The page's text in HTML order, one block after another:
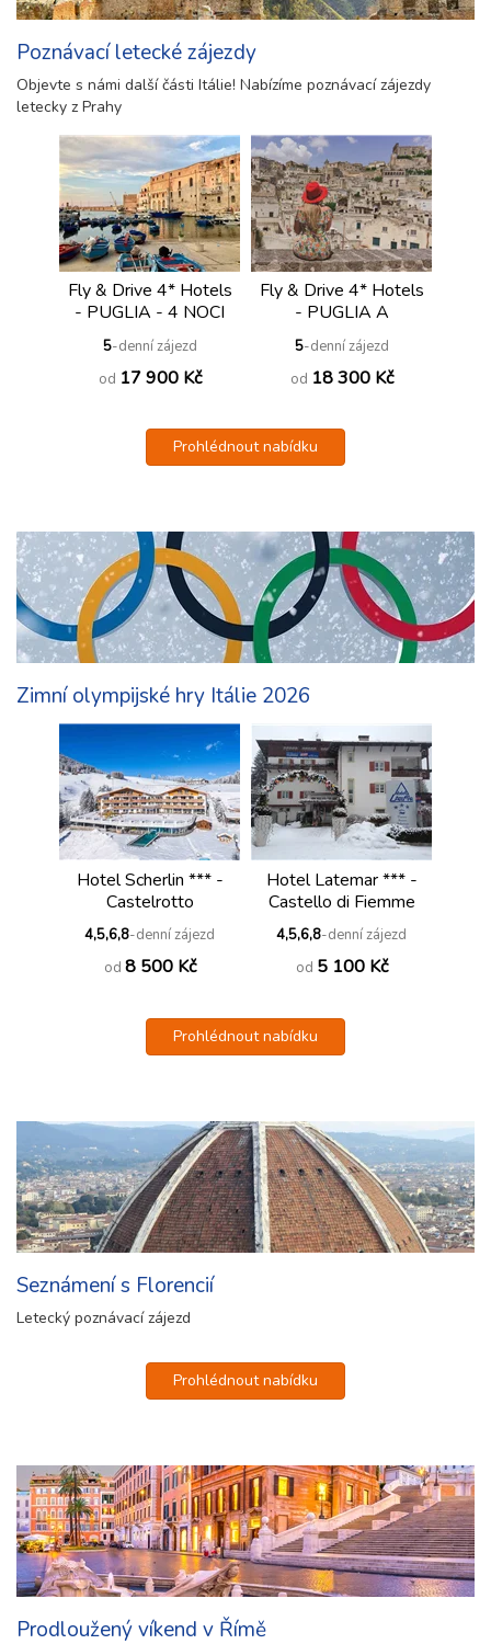
Poznávací letecké zájezdy
Objevte s námi další části Itálie! Nabízíme poznávací zájezdy
letecky z Prahy
Fly & Drive 4* Hotels
- PUGLIA - 4 NOCI
5-denní zájezd
od 17 900 Kč
Fly & Drive 4* Hotels
- PUGLIA A
MATERA - 4 NOCI
5-denní zájezd
od 18 300 Kč
Prohlédnout nabídku
Zimní olympijské hry Itálie 2026
Hotel Scherlin *** -
Castelrotto
4,5,6,8-denní zájezd
od 8 500 Kč
Hotel Latemar *** -
Castello di Fiemme
4,5,6,8-denní zájezd
od 5 100 Kč
Prohlédnout nabídku
Seznámení s Florencií
Letecký poznávací zájezd
Prohlédnout nabídku
Prodloužený víkend v Římě